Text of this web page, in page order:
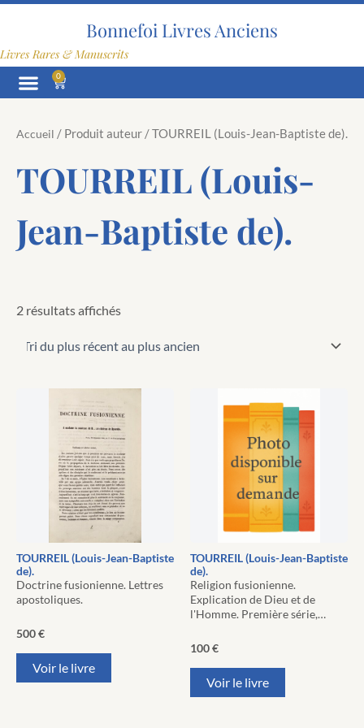
Aller
Bonnefoi Livres Anciens
Livres Rares & Manuscrits
0
Panier
Accueil / Produit auteur / TOURREIL (Louis-Jean-Baptiste de).
TOURREIL (Louis-
Jean-Baptiste de).
2 résultats affichés
Trié
plus
au
plus
TOURREIL (Louis-Jean-Baptiste
de).
Doctrine fusionienne. Lettres
apostoliques.
500€
Voir le livre
TOURREIL (Louis-Jean-Baptiste
de).
Religion fusionienne.
Explication de Dieu et de
l'Homme. Première série,…
100€
Voir le livre